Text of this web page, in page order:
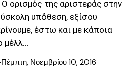
ορισμός της αριστεράς στην
υπόθεση, εξίσου
έστω και με κάποια
μέλλ…
Πέμπτη, Νοεμβρίου 10, 2016